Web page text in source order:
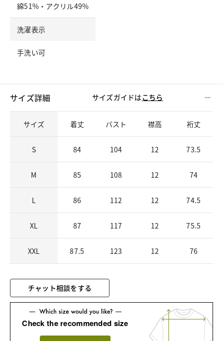
綿51%・アクリル49%
洗濯表示
手洗い可
サイズ詳細 サイズガイドはこちら
サイズ 着丈 バスト 襟高 裄丈
S 84 104 12 73.5
M 85 108 12 74
L 86 112 12 74.5
XL 87 117 12 75.5
XXL 87.5 123 12 76
チャット相談をする
Check the recommended size